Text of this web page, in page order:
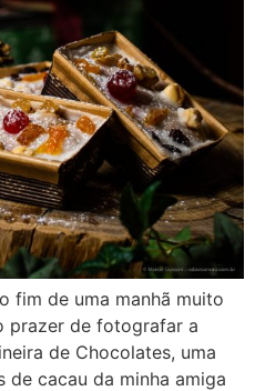
fim de uma manhã muito
prazer de fotografar a
de Chocolates, uma
de cacau da minha amiga